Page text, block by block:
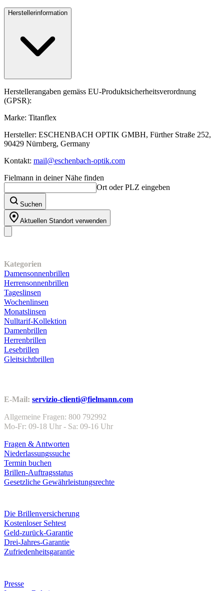
Herstellerinformation
Herstellerangaben gemäss EU-Produktsicherheitsverordnung
(GPSR):
Marke: Titanflex
Hersteller: ESCHENBACH OPTIK GMBH, Fürther Straße 252,
90429 Nürnberg, Germany
Kontakt: mail@eschenbach-optik.com
Fielmann in deiner Nähe finden
Ort oder PLZ eingeben
Suchen
Aktuellen Standort verwenden
Kategorien
Damensonnenbrillen
Herrensonnenbrillen
Tageslinsen
Wochenlinsen
Monatslinsen
Nulltarif-Kollektion
Damenbrillen
Herrenbrillen
Lesebrillen
Gleitsichtbrillen
E-Mail: servizio-clienti@fielmann.com
Allgemeine Fragen: 800 792992
Mo-Fr: 09-18 Uhr - Sa: 09-16 Uhr
Fragen & Antworten
Niederlassungssuche
Termin buchen
Brillen-Auftragsstatus
Gesetzliche Gewährleistungsrechte
Die Brillenversicherung
Kostenloser Sehtest
Geld-zurück-Garantie
Drei-Jahres-Garantie
Zufriedenheitsgarantie
Presse